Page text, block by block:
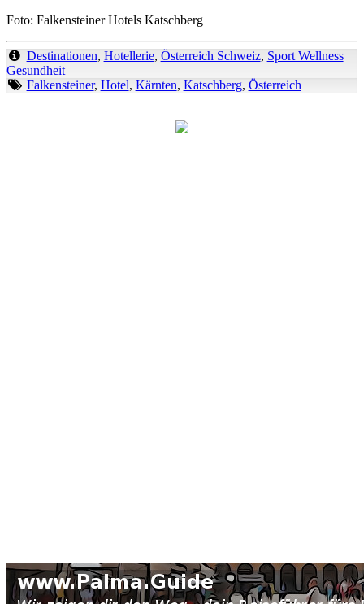
Foto: Falkensteiner Hotels Katschberg
Destinationen, Hotellerie, Österreich Schweiz, Sport Wellness
Gesundheit
Falkensteiner, Hotel, Kärnten, Katschberg, Österreich